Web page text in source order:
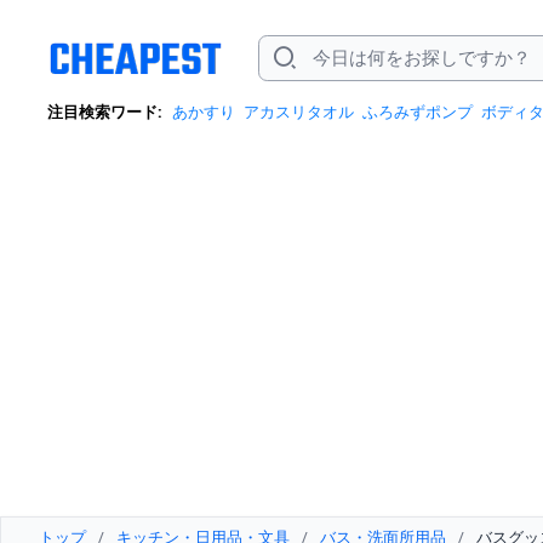
注目検索ワード: あかすり アカスリタオル ふろみずポンプ ボディ
トップ / キッチン・日用品・文具 / バス・洗面所用品 / バスグッ